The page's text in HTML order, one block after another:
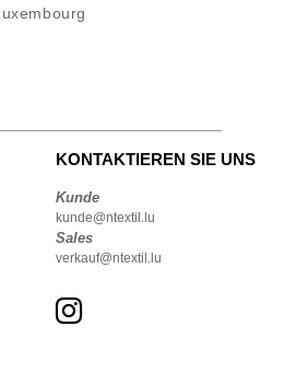
KONTAKTIEREN SIE UNS
Kunde
kunde@ntextil.lu
Sales
verkauf@ntextil.lu